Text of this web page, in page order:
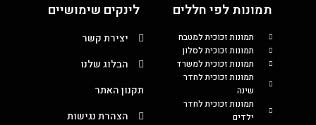
תמונות לפי חללים
תמונות זכוכית למטבח
תמונות זכוכית לסלון
תמונות זכוכית למשרד
תמונות זכוכית לחדר
שינה
תמונות זכוכית לחדר
ילדים
לינקים שימושיים
יצירת קשר
הבלוג שלנו
תקנון האתר
הצהרת נגישות